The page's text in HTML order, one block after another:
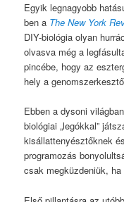
Egyik legnagyobb
ben a The New York
DIY-biológia olyan
olvasva még a
pincébe, hogy az
hely a
Ebben a dysoni
biológiai „legókkal”
kisállattenyésztőknek
programozás
csak megküzdeniük,